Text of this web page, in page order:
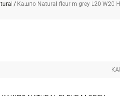
Кашпо Natural fleur m grey L20 W20